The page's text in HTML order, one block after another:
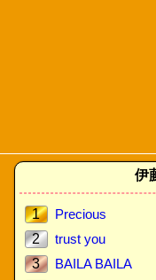
伊
1
Precious
2
trust you
3
BAILA BAILA